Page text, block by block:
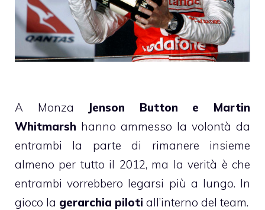
A Monza
Jenson Button e Martin
Whitmarsh hanno ammesso la volontà da
entrambi la parte di rimanere insieme
almeno per tutto il 2012, ma la verità è che
entrambi vorrebbero legarsi più a lungo. In
gioco la gerarchia piloti all’interno del team.